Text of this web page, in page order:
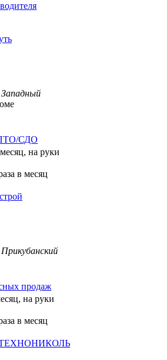
ПТО/СДО
на руки
в месяц
продаж
на руки
в месяц
ТЕХНОНИКОЛЬ